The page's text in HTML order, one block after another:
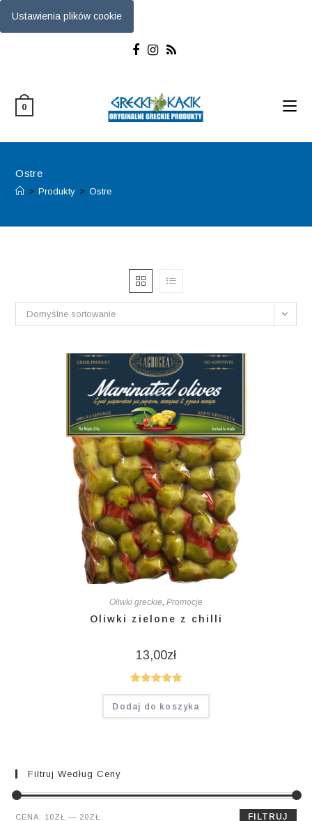
Ustawienia plików cookie
0
Ostre
> Produkty > Ostre
Domyślne sortowanie
Oliwki greckie, Promocje
Oliwki zielone z chilli
13,00zł
Oceniono
5.00na 5
Dodaj do koszyka
Filtruj Według Ceny
Cena
Cena
FILTRUJ
CENA: 10ZŁ — 20ZŁ